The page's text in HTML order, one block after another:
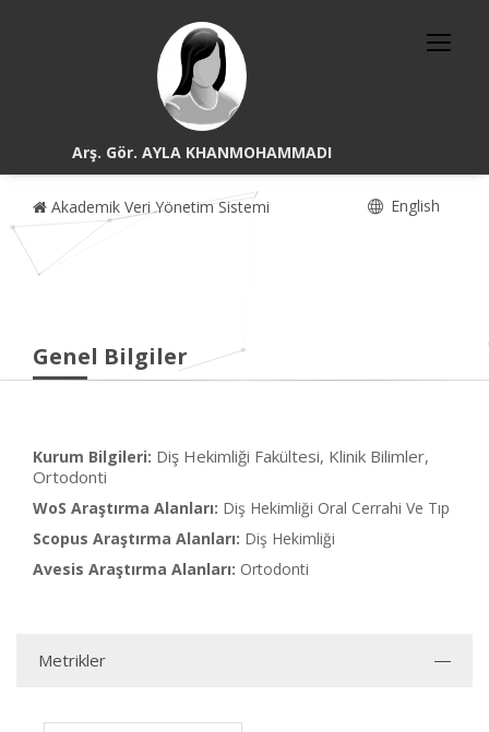
Arş. Gör. AYLA KHANMOHAMMADI
Akademik Veri Yönetim Sistemi English
Genel Bilgiler
Kurum Bilgileri: Diş Hekimliği Fakültesi, Klinik Bilimler,
Ortodonti
WoS Araştırma Alanları: Diş Hekimliği Oral Cerrahi Ve Tıp
Scopus Araştırma Alanları: Diş Hekimliği
Avesis Araştırma Alanları: Ortodonti
Metrikler